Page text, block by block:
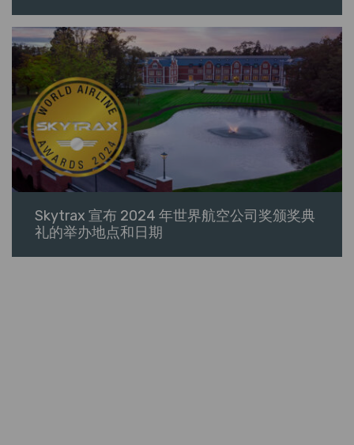
Skytrax 宣布 2024 年世界航空公司奖颁奖典
礼的举办地点和日期